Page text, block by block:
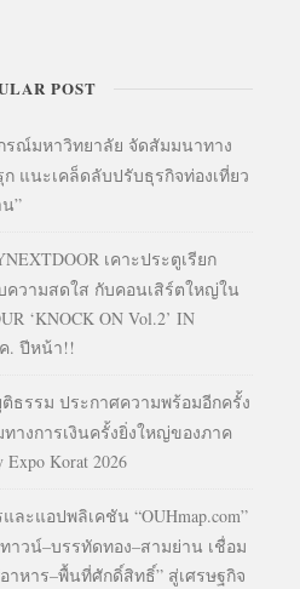
POST
รณ์มหาวิทยาลัย จัดสัมมนาทาง
แนะเคล็ดลับปรับธุรกิจท่องเที่ยว
”
เคาะประตูเรียก
ความสดใส กับคอนเสิร์ตใหญ่ใน
‘KNOCK ON Vol.2’ IN
ค. ปีหน้า!!
ธรรม ประกาศความพร้อมอีกครั้ง
างการเงินครั้งยิ่งใหญ่ของภาค
Korat 2026
ะแอปพลิเคชัน “OUHmap.com”
วน์–บรรทัดทอง–สามย่าน เชื่อม
าหาร–พื้นที่ศักดิ์สิทธิ์” สู่เศรษฐกิจ